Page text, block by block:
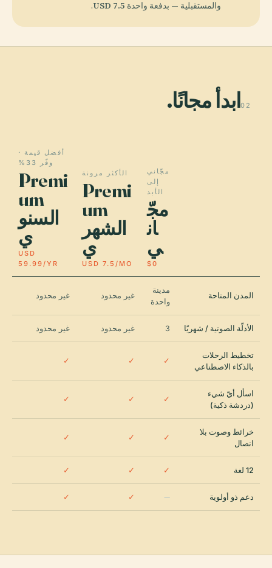
والمستقبلية — بدفعة واحدة USD 7.5
.
02ابدأ مجانًا.
مجّاني
إلى
الأبد
مجّ
ان
ي
$0
الأكثر مرونة
Premi
um
الشهر
ي
USD 7.5/MO
أفضل قيمة ·
وفّر 33%
Premi
um
السنو
ي
USD
59.99/YR
المدن المتاحة
مدينة
واحدة
غير محدود غير محدود
الأدلّة الصوتية / شهريًا 3 غير محدود غير محدود
تخطيط الرحلات
بالذكاء الاصطناعي
✓
✓
✓
اسأل أيّ شيء
(دردشة ذكية)
✓
✓
✓
خرائط وصوت بلا
اتصال
✓
✓
✓
12 لغة ✓
✓
✓
دعم ذو أولوية —
✓
✓